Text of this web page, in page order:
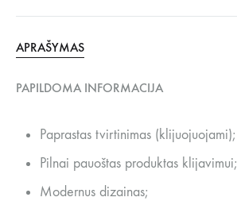
APRAŠYMAS
PAPILDOMA INFORMACIJA
Paprastas tvirtinimas (klijuojuojami);
Pilnai pauoštas produktas klijavimui;
Modernus dizainas;